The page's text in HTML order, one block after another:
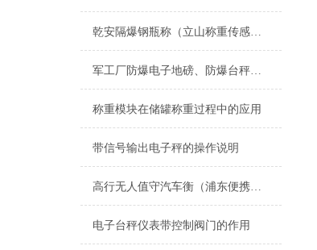
乾安隔爆钢瓶称（立山称重传感器）长岭称重模块安装）法库防爆电子吊秤维修
军工厂防爆电子地磅、防爆台秤、防爆案秤
称重模块在储罐称重过程中的应用
带信号输出电子秤的操作说明
高行无人值守汽车衡（浦东便携式地磅）唐镇电子秤）杨浦电子汽车衡
电子台秤仪表带控制阀门的作用